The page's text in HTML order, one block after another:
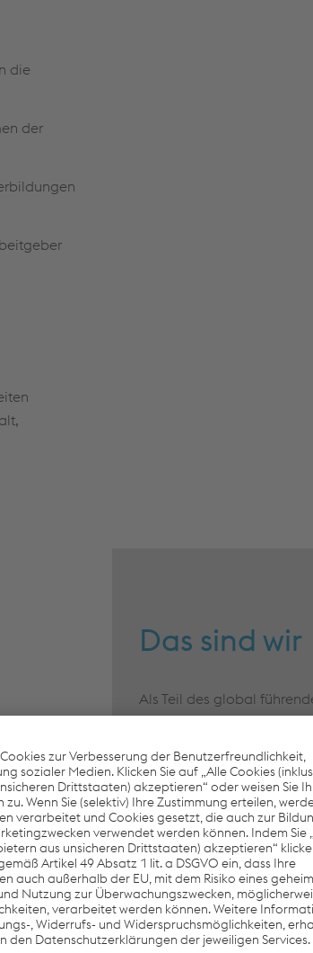
die
der
des
Das sind wir
Als Teil des global
und mehr als 60
ein Unternehmen der
Butzbach und Gotha) als
verkehr, Nahverkehr
Weichentechnologie.
Mehr